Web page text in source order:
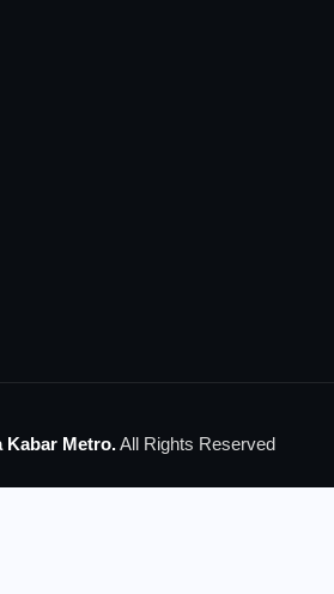
Kabar Metro.All Rights Reserved